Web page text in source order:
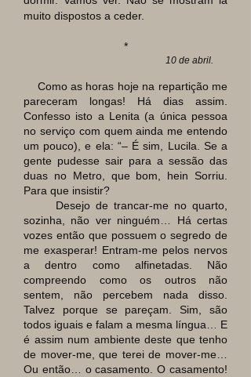
muito dispostos a ceder.
*
10 de abril.
Como as horas hoje na repartição me
pareceram longas! Há dias assim.
Confesso isto a Lenita (a única pessoa
no serviço com quem ainda me entendo
um pouco), e ela: “–É sim, Lucila. Se a
gente pudesse sair para a sessão das
duas no Metro, que bom, hein Sorriu.
Para que insistir?
Desejo de trancar-me no quarto,
sozinha, não ver ninguém… Há certas
vozes então que possuem o segredo de
me exasperar! Entram-me pelos nervos
a dentro como alfinetadas. Não
compreendo como os outros não
sentem, não percebem nada disso.
Talvez porque se pareçam. Sim, são
todos iguais e falam a mesma língua… E
é assim num ambiente deste que tenho
de mover-me, que terei de mover-me…
Ou então… o casamento. O casamento!